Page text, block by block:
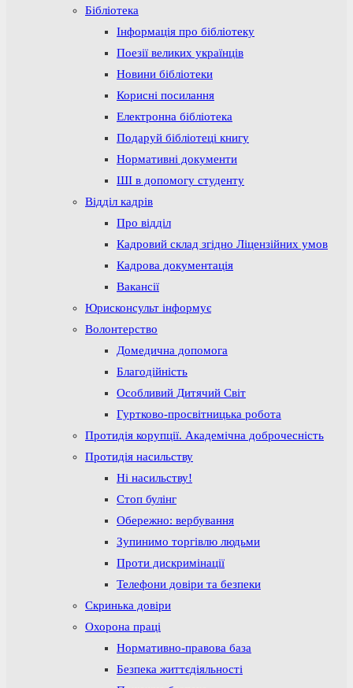
Бібліотека
Інформація про бібліотеку
Поезії великих українців
Новини бібліотеки
Корисні посилання
Електронна бібліотека
Подаруй бібліотеці книгу
Нормативні документи
ШІ в допомогу студенту
Відділ кадрів
Про відділ
Кадровий склад згідно Ліцензійних умов
Кадрова документація
Вакансії
Юрисконсульт інформує
Волонтерство
Домедична допомога
Благодійність
Особливий Дитячий Світ
Гуртково-просвітницька робота
Протидія корупції. Академічна доброчесність
Протидія насильству
Ні насильству!
Стоп булінг
Обережно: вербування
Зупинимо торгівлю людьми
Проти дискримінації
Телефони довіри та безпеки
Скринька довіри
Охорона праці
Нормативно-правова база
Безпека життєдіяльності